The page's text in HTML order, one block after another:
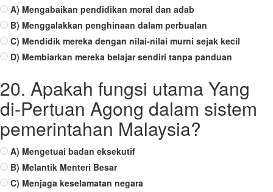
A) Mengabaikan pendidikan moral dan adab
B) Menggalakkan penghinaan dalam perbualan
C) Mendidik mereka dengan nilai-nilai murni sejak kecil
D) Membiarkan mereka belajar sendiri tanpa panduan
20. Apakah fungsi utama Yang
di-Pertuan Agong dalam sistem
pemerintahan Malaysia?
A) Mengetuai badan eksekutif
B) Melantik Menteri Besar
C) Menjaga keselamatan negara